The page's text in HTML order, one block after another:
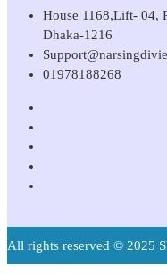
House 1168,Lift- 04,
Dhaka-1216
01978188268
All rights reserved © 2025